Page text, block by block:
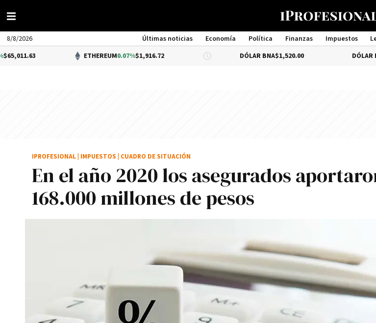
8/8/2026 Últimas noticias Economía Política Finanzas Impuestos
Management
ETHEREUM0.07%$1,916.72 DÓLAR BNA$1,520.00 DÓLAR BLUE-
En el año 2020 los asegurados
168.000 millones de pesos
IPROFESIONAL IMPUESTOS CUADRO DE SITUACIÓN